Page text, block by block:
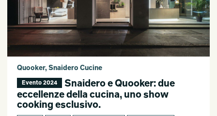
Quooker, Snaidero Cucine
Evento 2024
Snaidero e Quooker: due
eccellenze della cucina, uno show
cooking esclusivo.